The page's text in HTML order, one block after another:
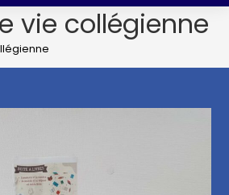
vie collégienne